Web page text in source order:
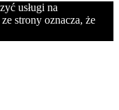
usługi na
strony oznacza, że